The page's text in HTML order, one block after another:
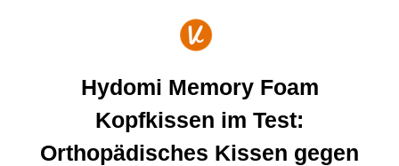
Hydomi Memory Foam
Kopfkissen im Test:
Orthopädisches Kissen gegen